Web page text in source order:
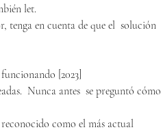
let.
tenga en cuenta de que el  solución
[2023]
como el más actual